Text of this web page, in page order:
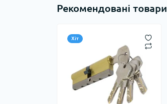
Рекомендовані товари
Хіт